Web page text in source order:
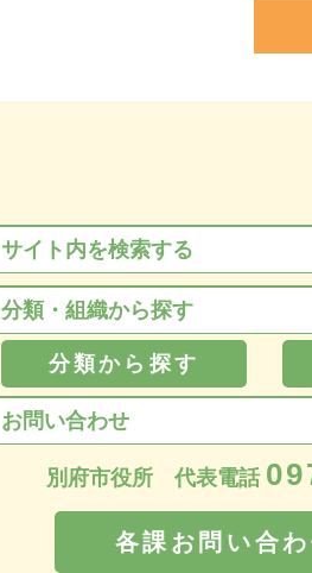
サイト内を検索する
分類・組織から探す
分類から探す
お問い合わせ
別府市役所 代表電話
各課お問い合